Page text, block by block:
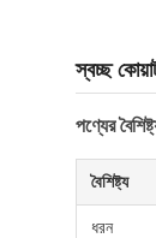
স্বচ্ছ
পণ্যের
বৈশিষ্ট্য
ধরন